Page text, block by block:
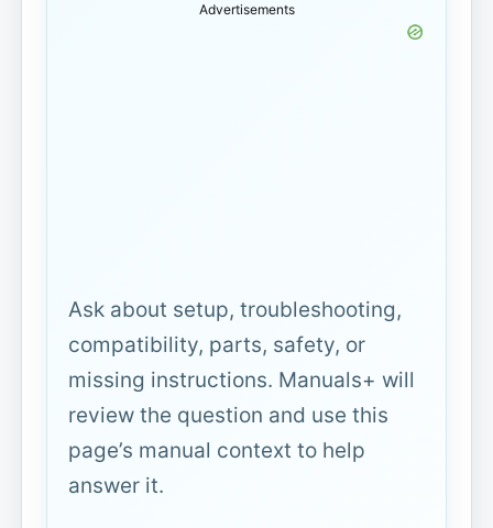
Advertisements
Ask about setup, troubleshooting,
compatibility, parts, safety, or
missing instructions. Manuals+ will
review the question and use this
page’s manual context to help
answer it.